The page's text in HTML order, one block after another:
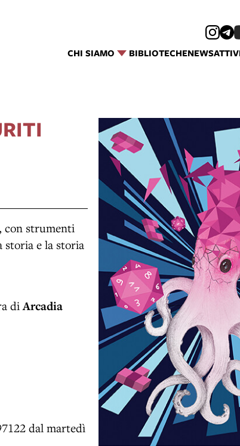
CHI SIAMO BIBLIOTECHENEWS
, con strumenti
storia e la storia
di Arcadia
dal martedì